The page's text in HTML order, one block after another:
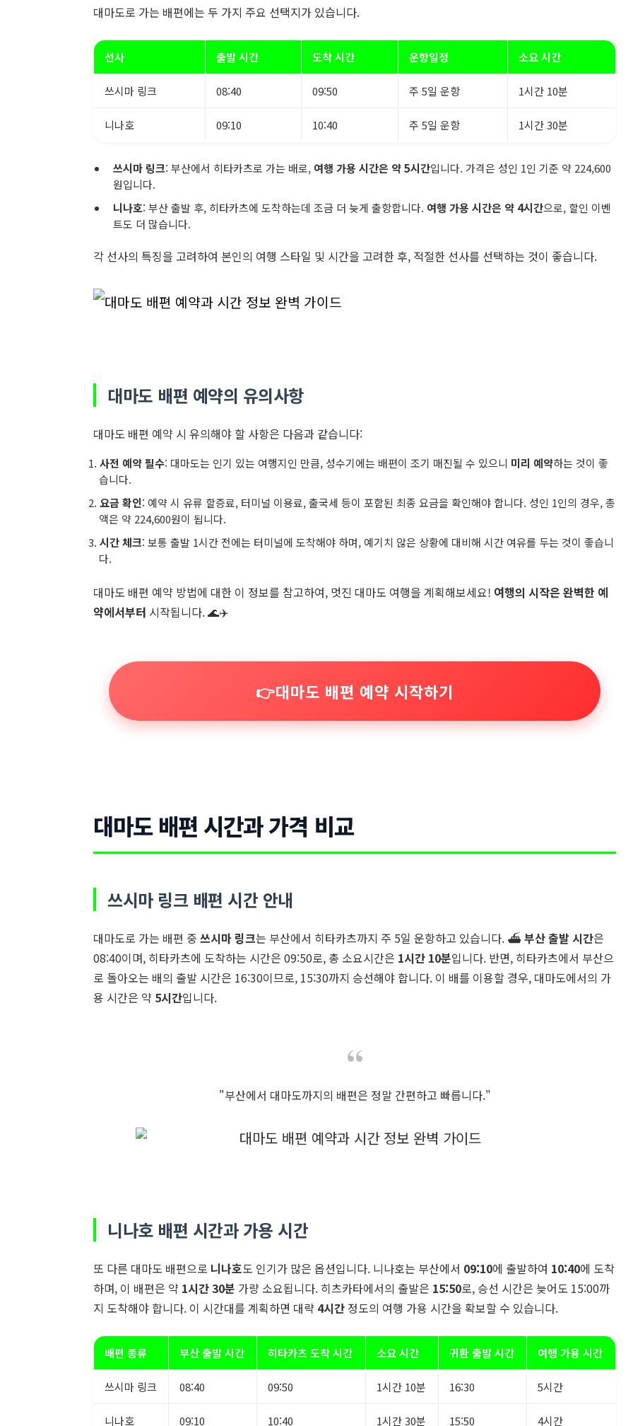
대마도로 가는 배편에는 두 가지 주요 선택지가 있습니다.
선사 출발 시간 도착 시간 운항일정 소요 시간
쓰시마 링크 08:40 09:50 주 5일 운항 1시간 10분
니나호 09:10 10:40 주 5일 운항 1시간 30분
쓰시마 링크: 부산에서 히타카츠로 가는 배로, 여행 가용 시간은 약 5시간입니다. 가격은 성인 1인 기준 약 224,600
원입니다.
니나호: 부산 출발 후, 히타카츠에 도착하는데 조금 더 늦게 출항합니다. 여행 가용 시간은 약 4시간으로, 할인 이벤
트도 더 많습니다.
각 선사의 특징을 고려하여 본인의 여행 스타일 및 시간을 고려한 후, 적절한 선사를 선택하는 것이 좋습니다.
대마도 배편 예약의 유의사항
대마도 배편 예약 시 유의해야 할 사항은 다음과 같습니다:
사전 예약 필수: 대마도는 인기 있는 여행지인 만큼, 성수기에는 배편이 조기 매진될 수 있으니 미리 예약하는 것이 좋
습니다.
요금 확인: 예약 시 유류 할증료, 터미널 이용료, 출국세 등이 포함된 최종 요금을 확인해야 합니다. 성인 1인의 경우, 총
액은 약 224,600원이 됩니다.
시간 체크: 보통 출발 1시간 전에는 터미널에 도착해야 하며, 예기치 않은 상황에 대비해 시간 여유를 두는 것이 좋습니
다.
대마도 배편 예약 방법에 대한 이 정보를 참고하여, 멋진 대마도 여행을 계획해보세요! 여행의 시작은 완벽한 예
약에서부터 시작됩니다. 🌊✈️
👉대마도 배편 예약 시작하기
대마도 배편 시간과 가격 비교
쓰시마 링크 배편 시간 안내
대마도로 가는 배편 중 쓰시마 링크는 부산에서 히타카츠까지 주 5일 운항하고 있습니다. ⛴️부산 출발 시간은
08:40이며, 히타카츠에 도착하는 시간은 09:50로, 총 소요시간은 1시간 10분입니다. 반면, 히타카츠에서 부산으
로 돌아오는 배의 출발 시간은 16:30이므로, 15:30까지 승선해야 합니다. 이 배를 이용할 경우, 대마도에서의 가
용 시간은 약 5시간입니다.
"부산에서 대마도까지의 배편은 정말 간편하고 빠릅니다."
니나호 배편 시간과 가용 시간
또 다른 대마도 배편으로 니나호도 인기가 많은 옵션입니다. 니나호는 부산에서 09:10에 출발하여 10:40에 도착
하며, 이 배편은 약 1시간 30분 가량 소요됩니다. 히츠카타에서의 출발은 15:50로, 승선 시간은 늦어도 15:00까
지 도착해야 합니다. 이 시간대를 계획하면 대략 4시간 정도의 여행 가용 시간을 확보할 수 있습니다.
배편 종류 부산 출발 시간 히타카츠 도착 시간 소요 시간 귀환 출발 시간 여행 가용 시간
쓰시마 링크 08:40 09:50 1시간 10분 16:30 5시간
니나호 09:10 10:40 1시간 30분 15:50 4시간